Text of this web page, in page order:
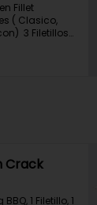
Fillet
( Clasico,
3 Filetillos,
Snack
Crack
1 Filetillo, 1